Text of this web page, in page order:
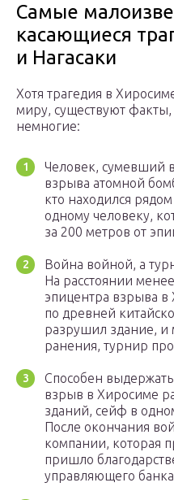
Самые
касающиеся
и Нагасаки
Хотя трагедия в
миру, существуют
немногие:
Человек, сумевший
взрыва атомной
кто находился
одному человеку,
за 200 метров от
Война войной, а
На расстоянии
эпицентра взрыва
по древней
разрушил здание, и
ранения, турнир
Способен
взрыв в Хиросиме
зданий, сейф в
После окончания
компании, которая
пришло
управляющего